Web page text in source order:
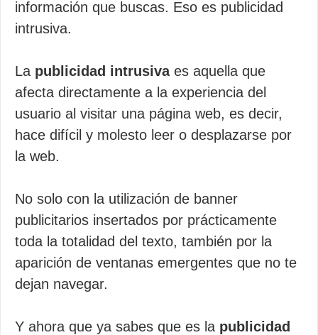
información que buscas. Eso es publicidad
intrusiva.
La publicidad intrusivaes aquella que
afecta directamente a la experiencia del
usuario al visitar una página web, es decir,
hace difícil y molesto leer o desplazarse por
la web.
No solo con la utilización de banner
publicitarios insertados por prácticamente
toda la totalidad del texto, también por la
aparición de ventanas emergentes que no te
dejan navegar.
Y ahora que ya sabes que es la publicidad